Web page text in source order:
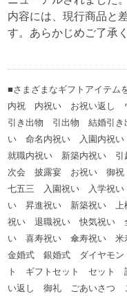
内容には、現行商品と
す。あらかじめご了承
■さまざまなギフトアイテム
内祝 内祝い お祝い返し
引き出物 引出物 結婚引
い 命名内祝い 入園内祝
就職内祝い 新築内祝い
次会 披露宴 お祝い 御
七五三 入園祝い 入学祝
い 昇進祝い 新築祝い 上
祝い 退職祝い 快気祝い
い 喜寿祝い 傘寿祝い 米
金婚式 銀婚式 ダイヤモ
ト ギフトセット セット
い返し 御礼 ごあいさつ